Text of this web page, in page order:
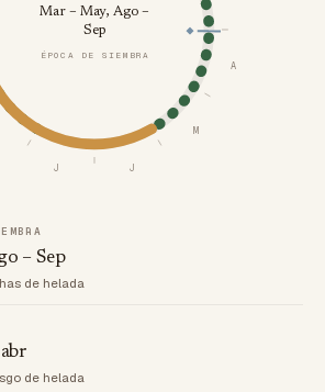
A
M
J
J
Mar – May, Ago –
Sep
ÉPOCA DE SIEMBRA
– Sep
de helada
de helada